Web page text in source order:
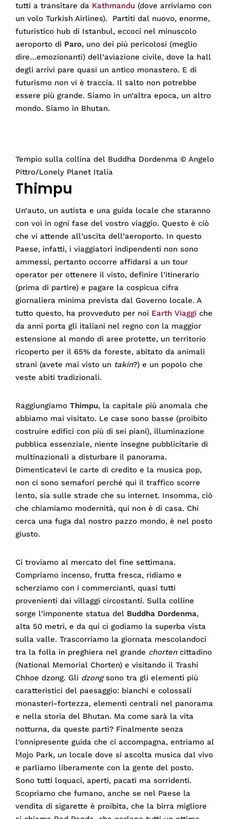
tutti a transitare da Kathmandu (dove arriviamo con
un volo Turkish Airlines). Partiti dal nuovo, enorme,
futuristico hub di Istanbul, eccoci nel minuscolo
aeroporto di Paro, uno dei più pericolosi (meglio
dire…emozionanti) dell’aviazione civile, dove la hall
degli arrivi pare quasi un antico monastero. E di
futurismo non vi è traccia. Il salto non potrebbe
essere più grande. Siamo in un’altra epoca, un altro
mondo. Siamo in Bhutan.
Tempio sulla collina del Buddha Dordenma © Angelo
Pittro/Lonely Planet Italia
Thimpu
Un’auto, un autista e una guida locale che staranno
con voi in ogni fase del vostro viaggio. Questo è ciò
che vi attende all’uscita dell’aeroporto. In questo
Paese, infatti, i viaggiatori indipendenti non sono
ammessi, pertanto occorre affidarsi a un tour
operator per ottenere il visto, definire l’itinerario
(prima di partire) e pagare la cospicua cifra
giornaliera minima prevista dal Governo locale. A
tutto questo, ha provveduto per noi Earth Viaggi che
da anni porta gli italiani nel regno con la maggior
estensione al mondo di aree protette, un territorio
ricoperto per il 65% da foreste, abitato da animali
strani (avete mai visto un takin?) e un popolo che
veste abiti tradizionali.
Raggiungiamo Thimpu, la capitale più anomala che
abbiamo mai visitato. Le case sono basse (proibito
costruire edifici con più di sei piani), illuminazione
pubblica essenziale, niente insegne pubblicitarie di
multinazionali a disturbare il panorama.
Dimenticatevi le carte di credito e la musica pop,
non ci sono semafori perché qui il traffico scorre
lento, sia sulle strade che su internet. Insomma, ciò
che chiamiamo modernità, qui non è di casa. Chi
cerca una fuga dal nostro pazzo mondo, è nel posto
giusto.
Ci troviamo al mercato del fine settimana.
Compriamo incenso, frutta fresca, ridiamo e
scherziamo con i commercianti, quasi tutti
provenienti dai villaggi circostanti. Sulla colline
sorge l’imponente statua del Buddha Dordenma,
alta 50 metri, e da qui ci godiamo la superba vista
sulla valle. Trascorriamo la giornata mescolandoci
tra la folla in preghiera nel grande chortencittadino
(National Memorial Chorten) e visitando il Trashi
Chhoe dzong. Gli dzongsono tra gli elementi più
caratteristici del paesaggio: bianchi e colossali
monasteri-fortezza, elementi centrali nel panorama
e nella storia del Bhutan. Ma come sarà la vita
notturna, da queste parti? Finalmente senza
l’onnipresente guida che ci accompagna, entriamo al
Mojo Park, un locale dove si ascolta musica dal vivo
e parliamo liberamente con la gente del posto.
Sono tutti loquaci, aperti, pacati ma sorridenti.
Scopriamo che fumano, anche se nel Paese la
vendita di sigarette è proibita, che la birra migliore